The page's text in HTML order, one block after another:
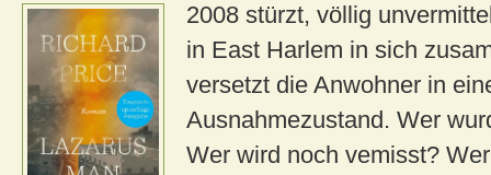
2008 stürzt, völlig
in East Harlem in sich
versetzt die Anwohner in
Ausnahmezustand. Wer
Wer wird noch vemisst?